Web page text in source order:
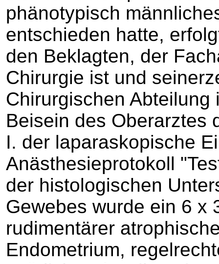
phänotypisch
entschieden hatte,
den Beklagten, der
Chirurgie ist und
Chirurgischen Abteilung
Beisein des Oberarztes
I. der laparaskopische
Anästhesieprotokoll
der histologischen
Gewebes wurde ein 6 x
rudimentärer
Endometrium,